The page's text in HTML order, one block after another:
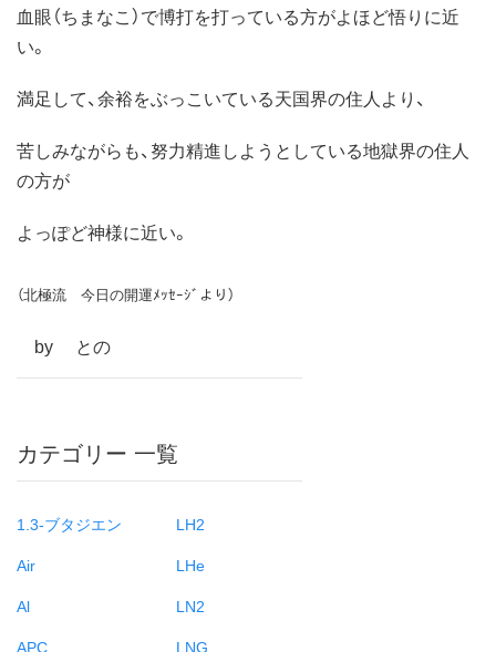
血眼（ちまなこ）で博打を打っている方がよほど悟りに近
い。
満足して、余裕をぶっこいている天国界の住人より、
苦しみながらも、努力精進しようとしている地獄界の住人
の方が
よっぽど神様に近い。
（北極流 今日の開運ﾒｯｾｰｼﾞより）
by との
カテゴリー 一覧
1.3-ブタジエン
Air
Al
APC
LH2
LHe
LN2
LNG